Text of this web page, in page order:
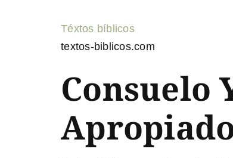
Téxtos bíblicos
textos-biblicos.com
Consuelo